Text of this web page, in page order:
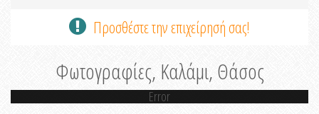
Προσθέστε την επιχείρησή σας!
Φωτογραφίες, Καλάμι, Θάσος
Error